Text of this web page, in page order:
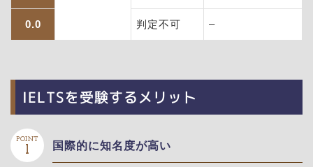
0.0 判定不可 –
IELTSを受験するメリット
POINT
1 国際的に知名度が高い